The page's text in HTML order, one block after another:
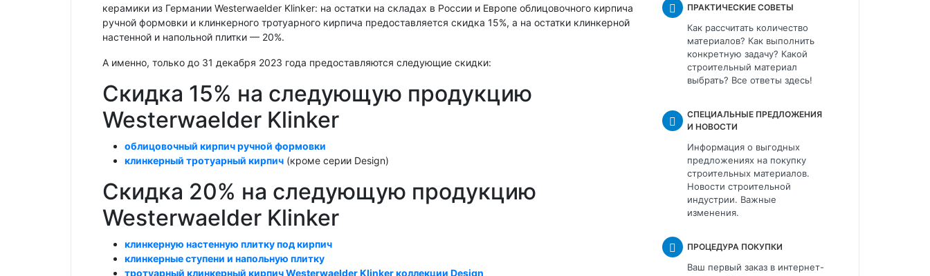
керамики из Германии Westerwaelder Klinker: на остатки на складах в России и Европе облицовочного кирпича
ручной формовки и клинкерного тротуарного кирпича предоставляется скидка 15%, а на остатки клинкерной
настенной и напольной плитки — 20%.
А именно, только до 31 декабря 2023 года предоставляются следующие скидки:
Скидка 15% на следующую продукцию
Westerwaelder Klinker
облицовочный кирпич ручной формовки
клинкерный тротуарный кирпич (кроме серии Design)
Скидка 20% на следующую продукцию
Westerwaelder Klinker
клинкерную настенную плитку под кирпич
клинкерные ступени и напольную плитку
тротуарный клинкерный кирпич Westerwaelder Klinker коллекции Design
ПРАКТИЧЕСКИЕ СОВЕТЫ
Как рассчитать количество
материалов? Как выполнить
конкретную задачу? Какой
строительный материал
выбрать? Все ответы здесь!
СПЕЦИАЛЬНЫЕ ПРЕДЛОЖЕНИЯ
И НОВОСТИ
Информация о выгодных
предложениях на покупку
строительных материалов.
Новости строительной
индустрии. Важные
изменения.
ПРОЦЕДУРА ПОКУПКИ
Ваш первый заказ в интернет-